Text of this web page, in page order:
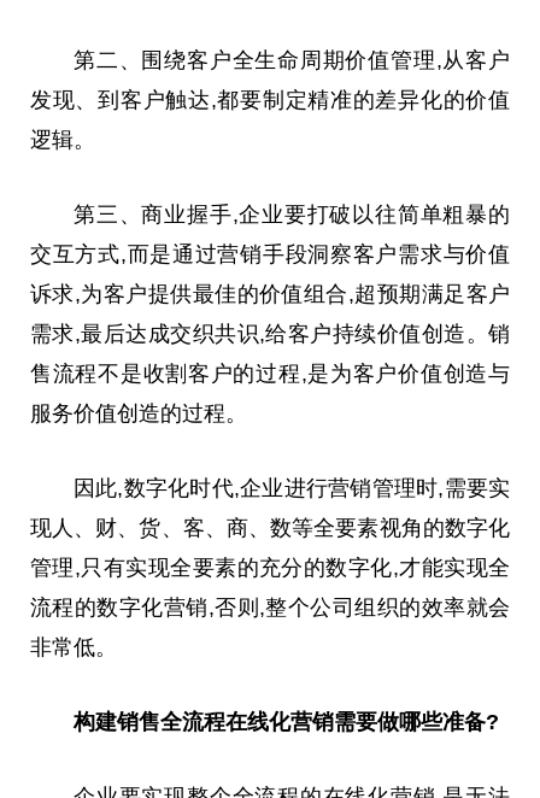
第二、围绕客户全生命周期价值管理,从客户
发现、到客户触达,都要制定精准的差异化的价值
逻辑。
第三、商业握手,企业要打破以往简单粗暴的
交互方式,而是通过营销手段洞察客户需求与价值
诉求,为客户提供最佳的价值组合,超预期满足客户
需求,最后达成交织共识,给客户持续价值创造。销
售流程不是收割客户的过程,是为客户价值创造与
服务价值创造的过程。
因此,数字化时代,企业进行营销管理时,需要实
现人、财、货、客、商、数等全要素视角的数字化
管理,只有实现全要素的充分的数字化,才能实现全
流程的数字化营销,否则,整个公司组织的效率就会
非常低。
构建销售全流程在线化营销需要做哪些准备?